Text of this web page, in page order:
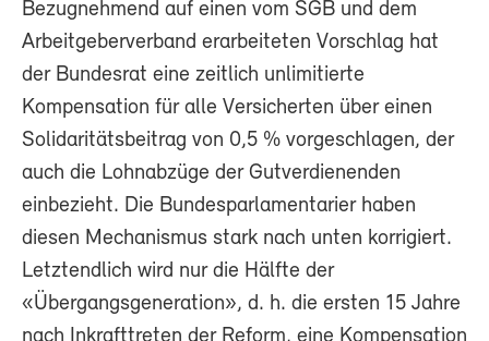
Bezugnehmend auf einen vom SGB und dem
Arbeitgeberverband erarbeiteten Vorschlag hat
der Bundesrat eine zeitlich unlimitierte
Kompensation für alle Versicherten über einen
Solidaritätsbeitrag von 0,5 % vorgeschlagen, der
auch die Lohnabzüge der Gutverdienenden
einbezieht. Die Bundesparlamentarier haben
diesen Mechanismus stark nach unten korrigiert.
Letztendlich wird nur die Hälfte der
«Übergangsgeneration», d. h. die ersten 15 Jahre
nach Inkrafttreten der Reform, eine Kompensation